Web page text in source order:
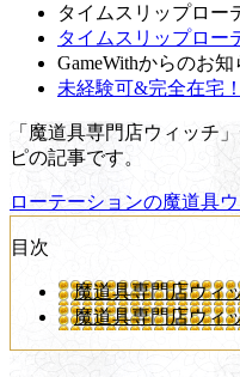
タイムスリップロー
タイムスリップロー
GameWithからのお知
未経験可&完全在宅
「魔道具専門店ウィッチ
ピの記事です。
ローテーションの魔道具
目次
魔道具専門店ウィ
魔道具専門店ウィ